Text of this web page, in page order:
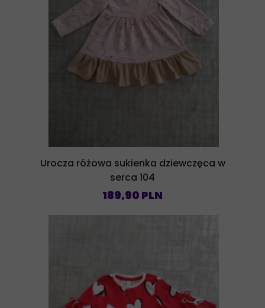
Urocza różowa sukienka dziewczęca w
serca 104
189,90 PLN